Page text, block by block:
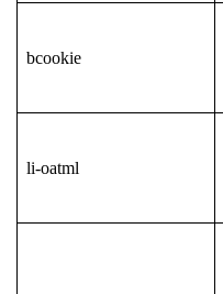
bcookie
li-oatml